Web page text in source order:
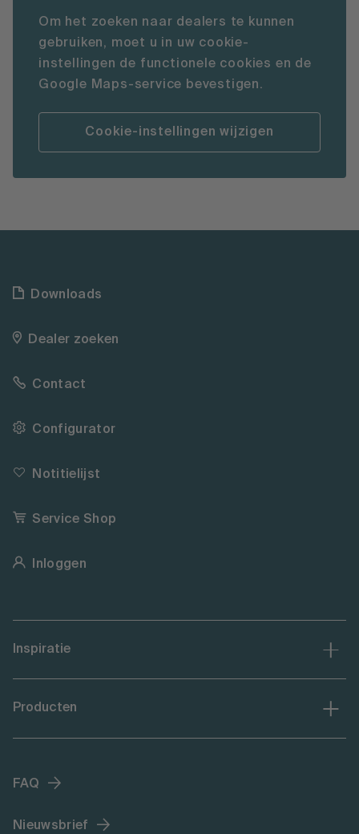
Om het zoeken naar dealers te kunnen
gebruiken, moet u in uw cookie-
instellingen de functionele cookies en de
Google Maps-service bevestigen.
Cookie-instellingen wijzigen
Downloads
Dealer zoeken
Contact
Configurator
Notitielijst
Service Shop
Inloggen
Inspiratie
Producten
FAQ
Nieuwsbrief